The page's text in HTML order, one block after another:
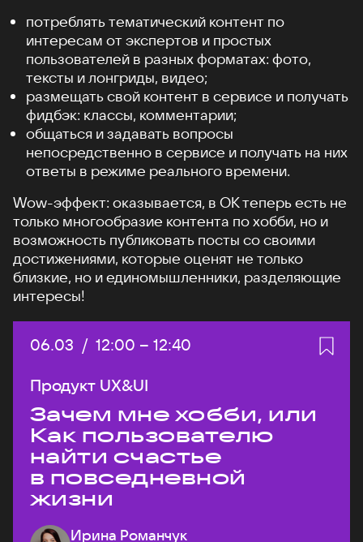
потреблять тематический контент по
интересам от экспертов и простых
пользователей в разных форматах: фото,
тексты и лонгриды, видео;
размещать свой контент в сервисе и получать
фидбэк: классы, комментарии;
общаться и задавать вопросы
непосредственно в сервисе и получать на них
ответы в режиме реального времени.
Wow-эффект: оказывается, в ОК теперь есть не
только многообразие контента по хобби, но и
возможность публиковать посты со своими
достижениями, которые оценят не только
близкие, но и единомышленники, разделяющие
интересы!
Дата:
06.03 / Начало:
12:00 – Конец:
12:40
Продукт UX&UI
Зачем мне хобби, или
Как пользователю
найти счастье
в повседневной
жизни
Ирина Романчук